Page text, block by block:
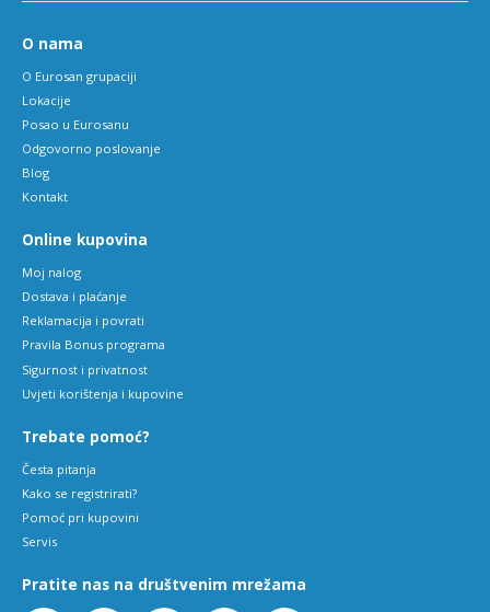
O nama
O Eurosan grupaciji
Lokacije
Posao u Eurosanu
Odgovorno poslovanje
Blog
Kontakt
Online kupovina
Moj nalog
Dostava i plaćanje
Reklamacija i povrati
Pravila Bonus programa
Sigurnost i privatnost
Uvjeti korištenja i kupovine
Trebate pomoć?
Česta pitanja
Kako se registrirati?
Pomoć pri kupovini
Servis
Pratite nas na društvenim mrežama